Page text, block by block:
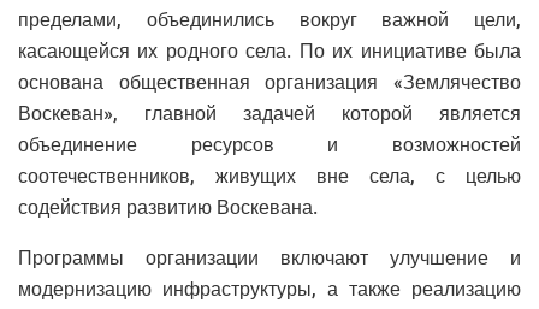
пределами, объединились вокруг важной цели,
касающейся их родного села. По их инициативе была
основана общественная организация «Землячество
Воскеван», главной задачей которой является
объединение ресурсов и возможностей
соотечественников, живущих вне села, с целью
содействия развитию Воскевана.
Программы организации включают улучшение и
модернизацию инфраструктуры, а также реализацию